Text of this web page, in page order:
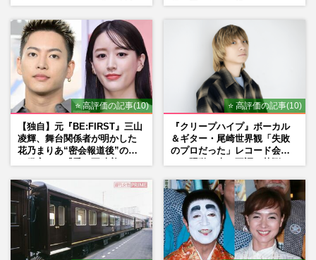
⭐ 高評価の記事(10)
【独自】元『BE:FIRST』三山
凌輝、舞台関係者が明かした
花乃まりあ“密会報道後”の呆
⭐ 高評価の記事(10)
『クリープハイプ』ボーカル
＆ギター・尾崎世界観「失敗
のプロだった」レコード会社